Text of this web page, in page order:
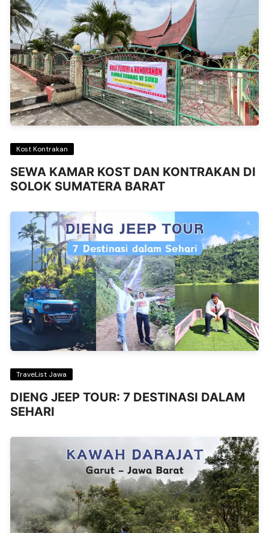
Kost Kontrakan
SEWA KAMAR KOST DAN KONTRAKAN DI
SOLOK SUMATERA BARAT
TraveList Jawa
DIENG JEEP TOUR: 7 DESTINASI DALAM
SEHARI